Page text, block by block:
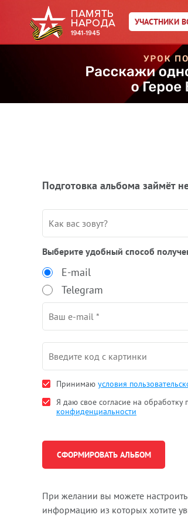
УЧАСТНИКИ
Подготовка альбома займёт
Выберите удобный способ
E-mail
Telegram
Принимаю условия
Я даю свое согласие на
конфиденциальности
При желании вы можете
информацию из которых хотите